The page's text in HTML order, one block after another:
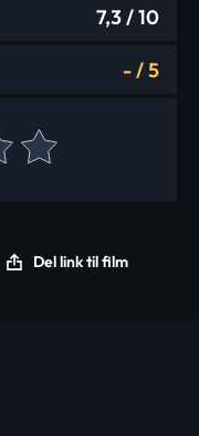
7,3/ 10
-/5
Del link til film